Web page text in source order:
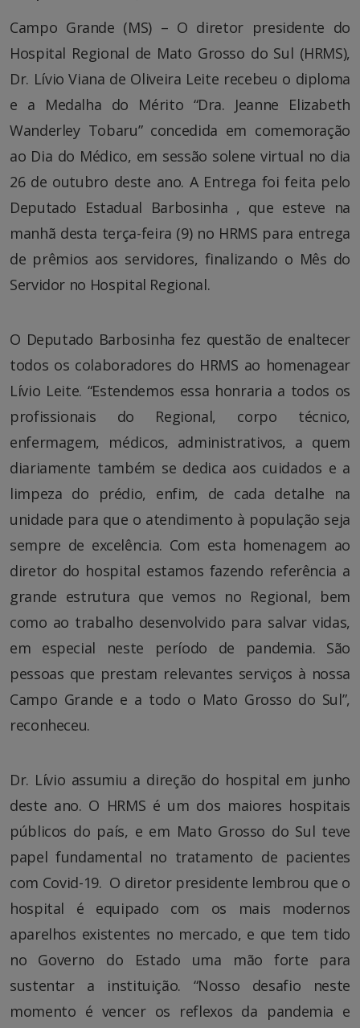
Campo Grande (MS) – O diretor presidente do
Hospital Regional de Mato Grosso do Sul (HRMS),
Dr. Lívio Viana de Oliveira Leite recebeu o diploma
e a Medalha do Mérito “Dra. Jeanne Elizabeth
Wanderley Tobaru” concedida em comemoração
ao Dia do Médico, em sessão solene virtual no dia
26 de outubro deste ano. A Entrega foi feita pelo
Deputado Estadual Barbosinha , que esteve na
manhã desta terça-feira (9) no HRMS para entrega
de prêmios aos servidores, finalizando o Mês do
Servidor no Hospital Regional.
O Deputado Barbosinha fez questão de enaltecer
todos os colaboradores do HRMS ao homenagear
Lívio Leite. “Estendemos essa honraria a todos os
profissionais do Regional, corpo técnico,
enfermagem, médicos, administrativos, a quem
diariamente também se dedica aos cuidados e a
limpeza do prédio, enfim, de cada detalhe na
unidade para que o atendimento à população seja
sempre de excelência. Com esta homenagem ao
diretor do hospital estamos fazendo referência a
grande estrutura que vemos no Regional, bem
como ao trabalho desenvolvido para salvar vidas,
em especial neste período de pandemia. São
pessoas que prestam relevantes serviços à nossa
Campo Grande e a todo o Mato Grosso do Sul”,
reconheceu.
Dr. Lívio assumiu a direção do hospital em junho
deste ano. O HRMS é um dos maiores hospitais
públicos do país, e em Mato Grosso do Sul teve
papel fundamental no tratamento de pacientes
com Covid-19. O diretor presidente lembrou que o
hospital é equipado com os mais modernos
aparelhos existentes no mercado, e que tem tido
no Governo do Estado uma mão forte para
sustentar a instituição. “Nosso desafio neste
momento é vencer os reflexos da pandemia e